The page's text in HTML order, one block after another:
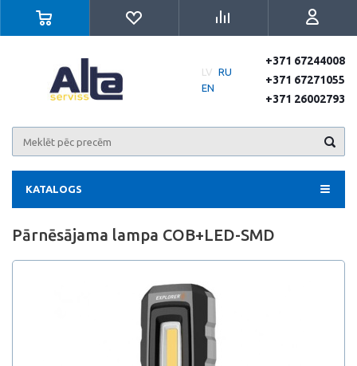
LV RU
EN
+371 67244008
+371 67271055
+371 26002793
KATALOGS
Pārnēsājama lampa COB+LED-SMD